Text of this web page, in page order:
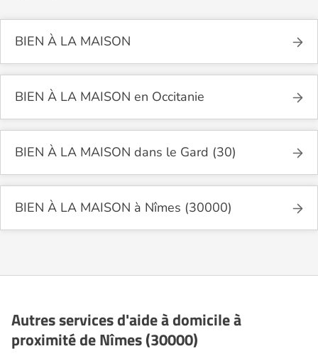
BIEN À LA MAISON
BIEN À LA MAISON en Occitanie
BIEN À LA MAISON dans le Gard (30)
BIEN À LA MAISON à Nîmes (30000)
Autres services d'aide à domicile à
proximité de Nîmes (30000)